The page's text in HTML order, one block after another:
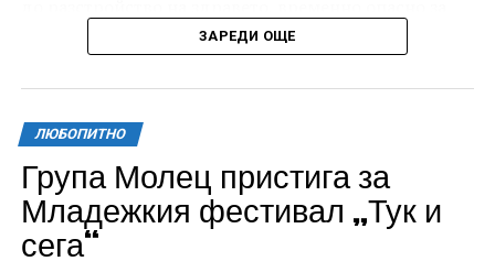
живота, и лека телесна повреда на Х.С., която бе с
порезна рана на петия пръст на дясната ръка,
довела до разстройство на здравето, неопасно за
За извършеното престъпление 37-годишният бе
осъден с наложено наказание 1 година и 8 месеца
лишаване от свобода, чието изпълнение бб отложено
за срок от 4 години и 6 месеца.
ЗАРЕДИ ОЩЕ
ЛЮБОПИТНО
Група Молец пристига за
Младежкия фестивал „Тук и
сега“